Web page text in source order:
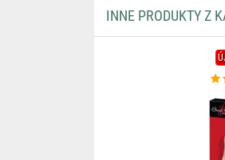
INNE PRODUKTY Z